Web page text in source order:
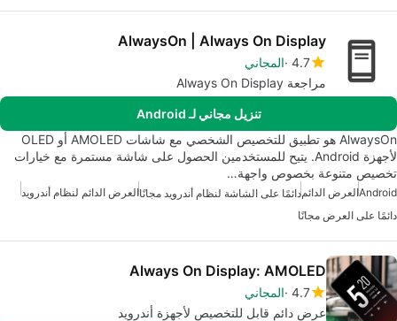
AlwaysOn | Always On Display
4.7 المجاني
مراجعة Always On Display
تنزيل مجاني لـ Android
AlwaysOn هو تطبيق للتخصيص الشخصي مع شاشات AMOLED أو OLED
لأجهزة Android. يتيح للمستخدمين الحصول على شاشة مستمرة مع خيارات
تخصيص متنوعة بخصوص واجهة…
Androidالعرض الدائمدائمًا على الشاشة لنظام أندرويد مجانًاالعرض الدائم لنظام أندرويد
دائمًا على العرض مجانًا
Always On Display: AMOLED
4.7 المجاني
عرض دائم قابل للتخصيص لأجهزة أندرويد